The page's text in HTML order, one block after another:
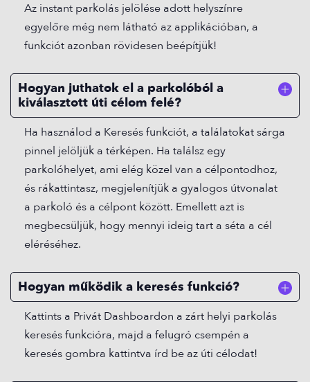
Az instant parkolás jelölése adott helyszínre
egyelőre még nem látható az applikációban, a
funkciót azonban rövidesen beépítjük!
Hogyan juthatok el a parkolóból a
kiválasztott úti célom felé?
Ha használod a Keresés funkciót, a találatokat sárga
pinnel jelöljük a térképen. Ha találsz egy
parkolóhelyet, ami elég közel van a célpontodhoz,
és rákattintasz, megjelenítjük a gyalogos útvonalat
a parkoló és a célpont között. Emellett azt is
megbecsüljük, hogy mennyi ideig tart a séta a cél
eléréséhez.
Hogyan működik a keresés funkció?
Kattints a Privát Dashboardon a zárt helyi parkolás
keresés funkcióra, majd a felugró csempén a
keresés gombra kattintva írd be az úti célodat!